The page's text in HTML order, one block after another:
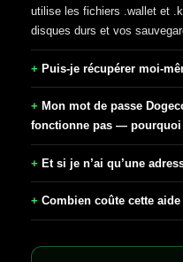
utilise les fichiers .wallet et
disques durs et vos
Puis-je récupérer moi-
Mon mot de passe
fonctionne pas —
Et si je n’ai qu’une
Combien coûte cette aide